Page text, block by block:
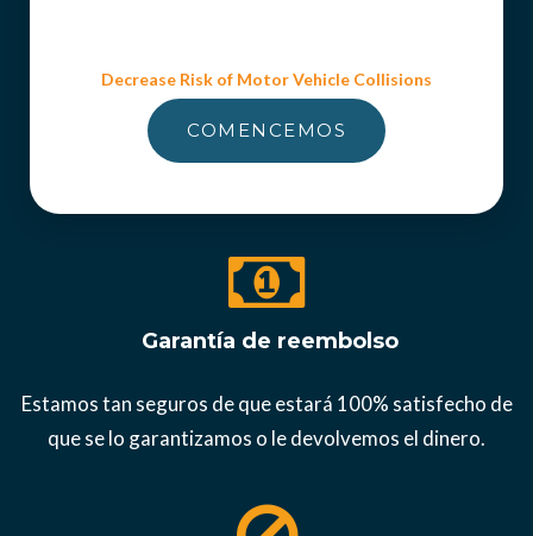
Decrease Risk of Motor Vehicle Collisions
COMENCEMOS
Garantía de reembolso
Estamos tan seguros de que estará 100% satisfecho de
que se lo garantizamos o le devolvemos el dinero.